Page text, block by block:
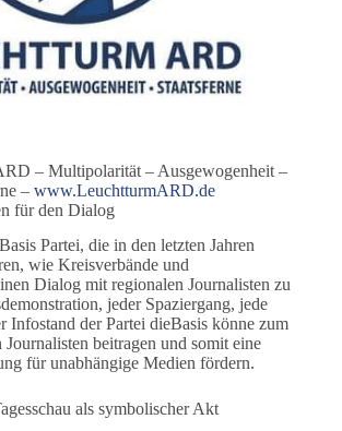
– Multipolarität – Ausgewogenheit –
– www.LeuchtturmARD.de
für den Dialog
Partei, die in den letzten Jahren
wie Kreisverbände und
Dialog mit regionalen Journalisten zu
jeder Spaziergang, jede
Infostand der Partei dieBasis könne zum
beitragen und somit eine
für unabhängige Medien fördern.
als symbolischer Akt